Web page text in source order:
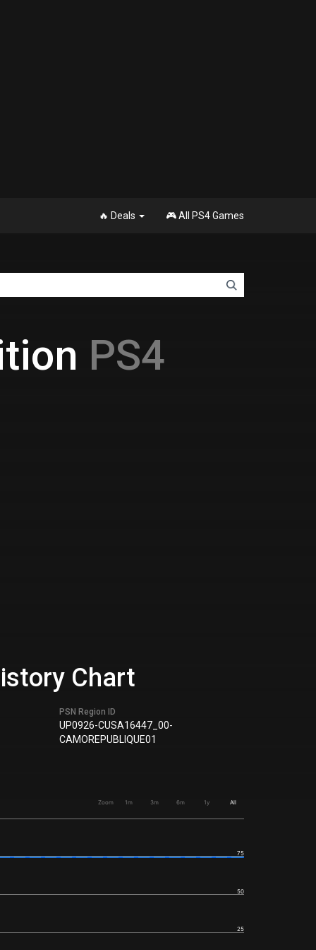
🔥 Deals 🎮 All PS4 Games
PS4
Chart
PSN Region ID
UP0926-CUSA16447_00-
CAMOREPUBLIQUE01
Zoom 1m 3m 6m 1y All
25
50
75